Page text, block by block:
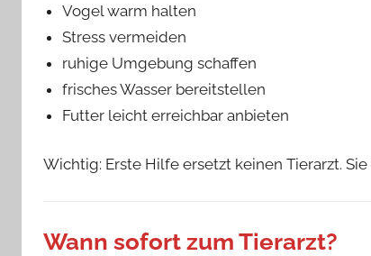
Vogel warm halten
Stress vermeiden
ruhige Umgebung schaffen
frisches Wasser bereitstellen
Futter leicht erreichbar anbieten
Wichtig: Erste Hilfe ersetzt keinen Tierarzt.
Wann sofort zum Tierarzt?